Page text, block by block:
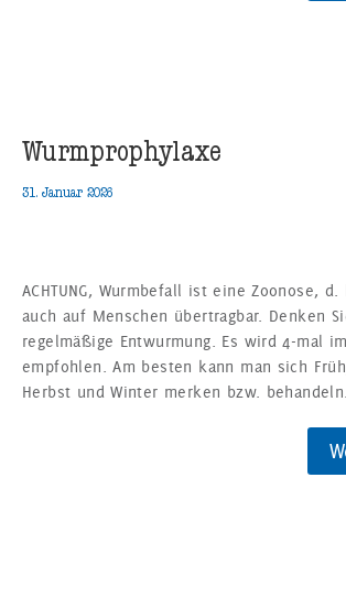
Wurmprophylaxe
31. Januar 2026
ACHTUNG, Wurmbefall ist eine Zoonose,
auch auf Menschen übertragbar. Denken
regelmäßige Entwurmung. Es wird 4-mal
empfohlen. Am besten kann man sich
Herbst und Winter merken bzw. behandeln.